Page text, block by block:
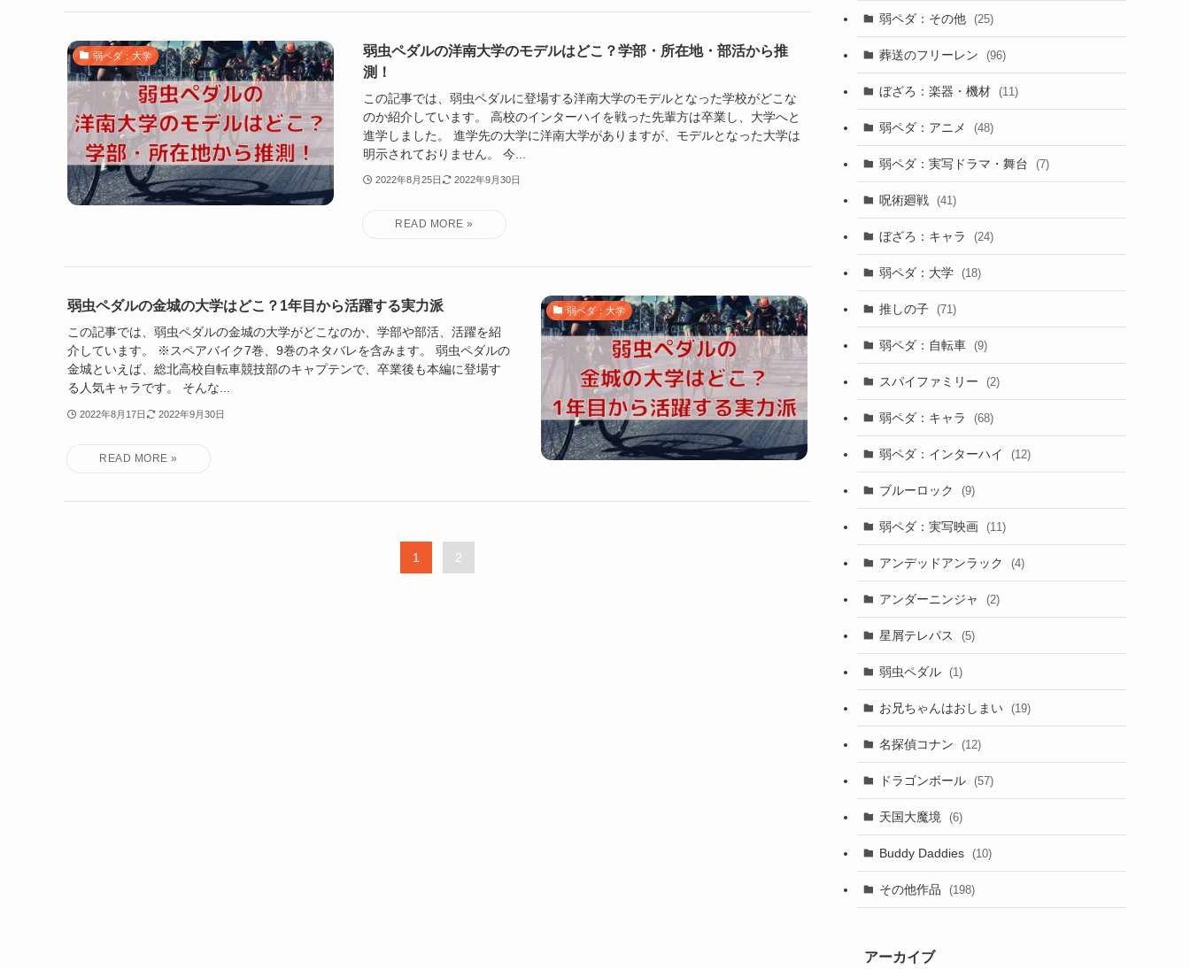
弱ペダ：大学
弱虫ペダルの洋南大学のモデルはどこ？学部・所在地・部活から推
測！
この記事では、弱虫ペダルに登場する洋南大学のモデルとなった学校がどこな
のか紹介しています。 高校のインターハイを戦った先輩方は卒業し、大学へと
進学しました。 進学先の大学に洋南大学がありますが、モデルとなった大学は
明示されておりません。 今...
2022年8月25日 2022年9月30日
弱ペダ：大学
弱虫ペダルの金城の大学はどこ？1年目から活躍する実力派
この記事では、弱虫ペダルの金城の大学がどこなのか、学部や部活、活躍を紹
介しています。 ※スペアバイク7巻、9巻のネタバレを含みます。 弱虫ペダルの
金城といえば、総北高校自転車競技部のキャプテンで、卒業後も本編に登場す
る人気キャラです。 そんな...
2022年8月17日 2022年9月30日
1 2
弱ペダ：その他 (25)
葬送のフリーレン (96)
ぼざろ：楽器・機材 (11)
弱ペダ：アニメ (48)
弱ペダ：実写ドラマ・舞台 (7)
呪術廻戦 (41)
ぼざろ：キャラ (24)
弱ペダ：大学 (18)
推しの子 (71)
弱ペダ：自転車 (9)
スパイファミリー (2)
弱ペダ：キャラ (68)
弱ペダ：インターハイ (12)
ブルーロック (9)
弱ペダ：実写映画 (11)
アンデッドアンラック (4)
アンダーニンジャ (2)
星屑テレパス (5)
弱虫ペダル (1)
お兄ちゃんはおしまい (19)
名探偵コナン (12)
ドラゴンボール (57)
天国大魔境 (6)
Buddy Daddies (10)
その他作品 (198)
アーカイブ